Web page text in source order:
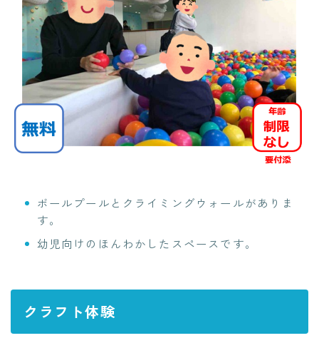
ボールプールとクライミングウォールがありま
す。
幼児向けのほんわかしたスペースです。
クラフト体験